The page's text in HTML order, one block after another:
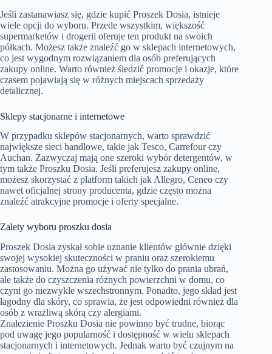
Jeśli zastanawiasz się, gdzie kupić Proszek Dosia, istnieje
wiele opcji do wyboru. Przede wszystkim, większość
supermarketów i drogerii oferuje ten produkt na swoich
półkach. Możesz także znaleźć go w sklepach internetowych,
co jest wygodnym rozwiązaniem dla osób preferujących
zakupy online. Warto również śledzić promocje i okazje, które
czasem pojawiają się w różnych miejscach sprzedaży
detalicznej.
Sklepy stacjonarne i internetowe
W przypadku sklepów stacjonarnych, warto sprawdzić
największe sieci handlowe, takie jak Tesco, Carrefour czy
Auchan. Zazwyczaj mają one szeroki wybór detergentów, w
tym także Proszku Dosia. Jeśli preferujesz zakupy online,
możesz skorzystać z platform takich jak Allegro, Ceneo czy
nawet oficjalnej strony producenta, gdzie często można
znaleźć atrakcyjne promocje i oferty specjalne.
Zalety wyboru proszku dosia
Proszek Dosia zyskał sobie uznanie klientów głównie dzięki
swojej wysokiej skuteczności w praniu oraz szerokiemu
zastosowaniu. Można go używać nie tylko do prania ubrań,
ale także do czyszczenia różnych powierzchni w domu, co
czyni go niezwykle wszechstronnym. Ponadto, jego skład jest
łagodny dla skóry, co sprawia, że jest odpowiedni również dla
osób z wrażliwą skórą czy alergiami.
Znalezienie Proszku Dosia nie powinno być trudne, biorąc
pod uwagę jego popularność i dostępność w wielu sklepach
stacjonarnych i internetowych. Jednak warto być czujnym na